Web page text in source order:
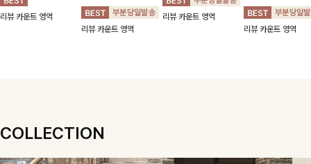
과 베이직한 실루엣으
로 단독은 물론 다양
리뷰 카운트 영역
커버해주는 원피스에
요🖤
리뷰 카운트 영역
턴, 자연스러운 실루
엣으로 데일리 코디에
리뷰 카운트 영역
있는 팬츠입니다 🖤
✨ 허리 전체 밴딩과
스트링 디테일로 안정
리뷰 카운트 영역
COLLECTION